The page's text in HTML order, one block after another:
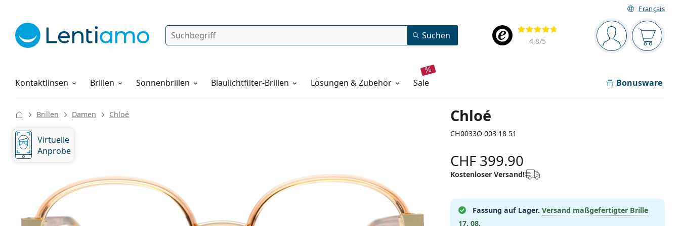
Français
Navigationsleiste
Sie sind Der
Bewertung
4,8/5
Suche Suchen
Kontaktlinsen
Pflegemittel Brillen Sonnenbrillen Blaulichtfilter-Brillen Lösungen & Zubehör sale Bonusware
Alles über den Einkauf
Chloé
CH0033O 003 18 51
Brillen Damen Chloé
Virtuelle
Anprobe
CHF 399.90
Kostenloser Versand!
Fassung auf Lager. Versand maßgefertigter Brille
17. 08.